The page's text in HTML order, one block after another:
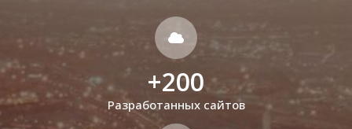
+200
Разработанных сайтов